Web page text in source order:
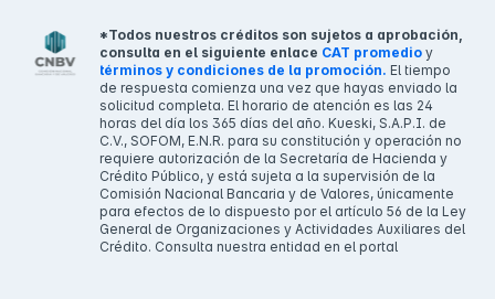
*Todos nuestros créditos son sujetos a aprobación,
consulta en el siguiente enlace CAT promedio y
términos y condiciones de la promoción. El tiempo
de respuesta comienza una vez que hayas enviado la
solicitud completa. El horario de atención es las 24
horas del día los 365 días del año. Kueski, S.A.P.I. de
C.V., SOFOM, E.N.R. para su constitución y operación no
requiere autorización de la Secretaría de Hacienda y
Crédito Público, y está sujeta a la supervisión de la
Comisión Nacional Bancaria y de Valores, únicamente
para efectos de lo dispuesto por el artículo 56 de la Ley
General de Organizaciones y Actividades Auxiliares del
Crédito. Consulta nuestra entidad en el portal